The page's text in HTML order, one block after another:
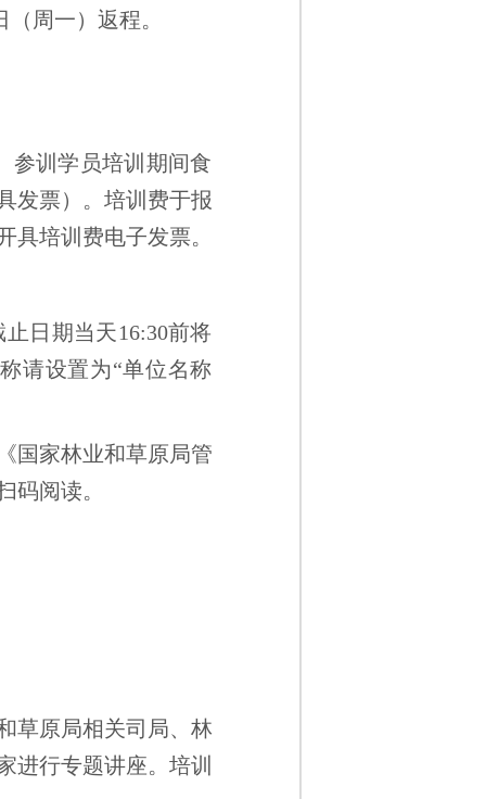
周一）返程。
参训学员培训期间食
发票）。培训费于报
培训费电子发票。
日期当天16:30前将
请设置为“单位名称
国家林业和草原局管
码阅读。
草原局相关司局、林
进行专题讲座。培训